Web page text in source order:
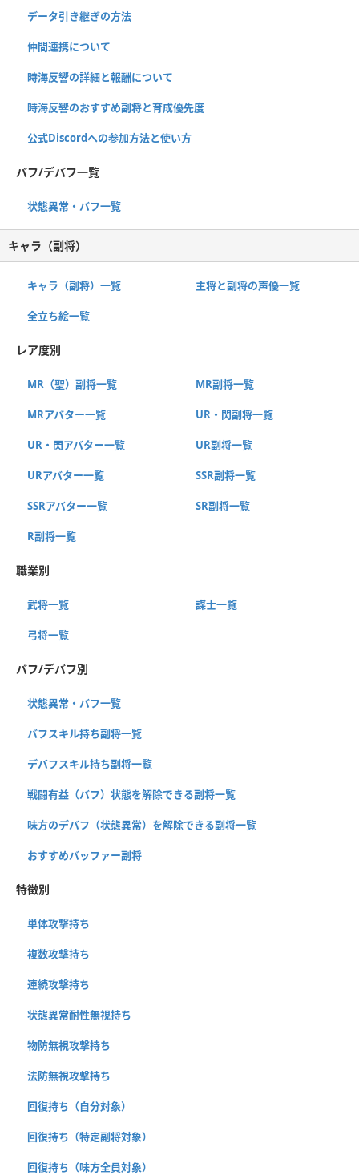
データ引き継ぎの方法
仲間連携について
時海反響の詳細と報酬について
時海反響のおすすめ副将と育成優先度
公式Discordへの参加方法と使い方
バフ/デバフ一覧
状態異常・バフ一覧
キャラ（副将）
キャラ（副将）一覧 主将と副将の声優一覧
全立ち絵一覧
レア度別
MR（聖）副将一覧 MR副将一覧
MRアバター一覧 UR・閃副将一覧
UR・閃アバター一覧 UR副将一覧
URアバター一覧 SSR副将一覧
SSRアバター一覧 SR副将一覧
R副将一覧
職業別
武将一覧 謀士一覧
弓将一覧
バフ/デバフ別
状態異常・バフ一覧
バフスキル持ち副将一覧
デバフスキル持ち副将一覧
戦闘有益（バフ）状態を解除できる副将一覧
味方のデバフ（状態異常）を解除できる副将一覧
おすすめバッファー副将
特徴別
単体攻撃持ち
複数攻撃持ち
連続攻撃持ち
状態異常耐性無視持ち
物防無視攻撃持ち
法防無視攻撃持ち
回復持ち（自分対象）
回復持ち（特定副将対象）
回復持ち（味方全員対象）